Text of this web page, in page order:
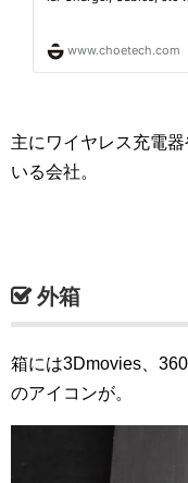
主にワイヤレス充電
いる会社。
外箱
箱には3Dmovies、
のアイコンが。